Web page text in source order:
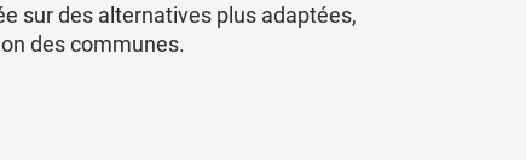
sur des alternatives plus adaptées,
des communes.